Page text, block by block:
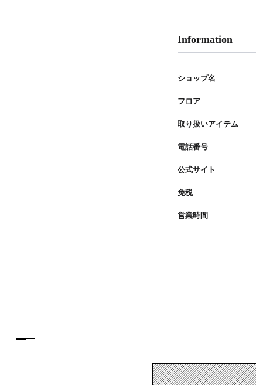
Information
ショップ名
フロア
取り扱いアイテム
電話番号
公式サイト
免税
営業時間